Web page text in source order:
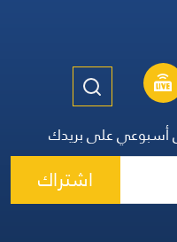
أسبوعي على بريدك
اشتراك